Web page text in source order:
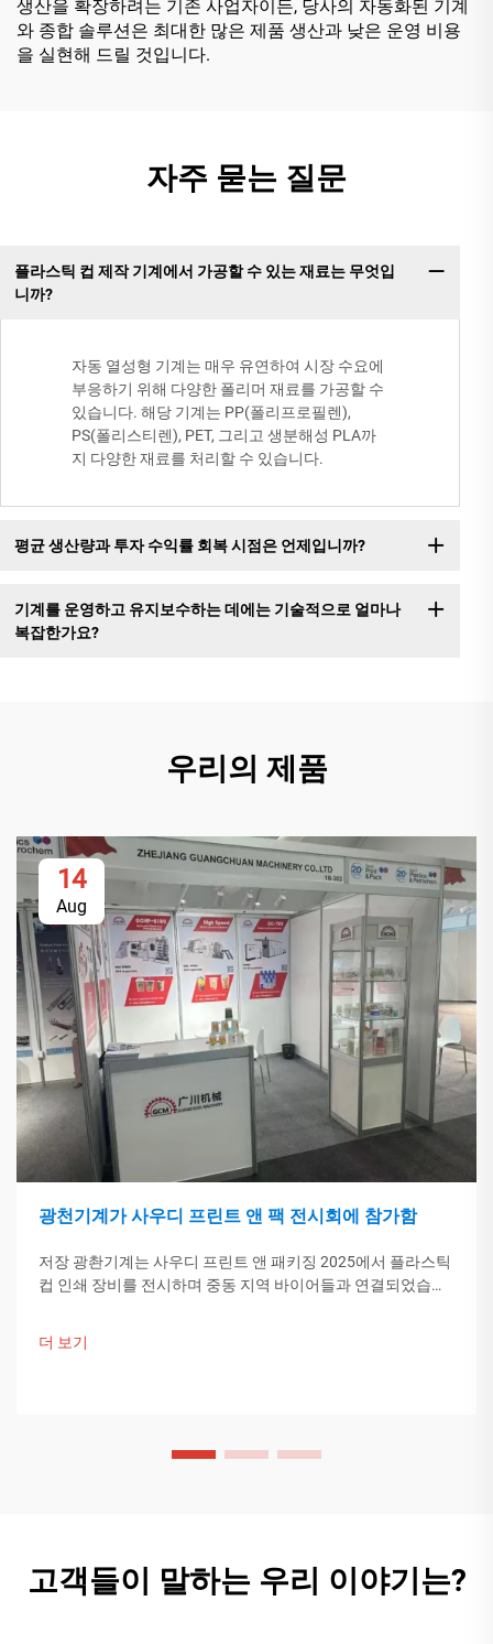
생산을 확장하려는 기존 사업자이든, 당사의 자동화된 기계
와 종합 솔루션은 최대한 많은 제품 생산과 낮은 운영 비용
을 실현해 드릴 것입니다.
자주 묻는 질문
플라스틱 컵 제작 기계에서 가공할 수 있는 재료는 무엇입
니까?
자동 열성형 기계는 매우 유연하여 시장 수요에
부응하기 위해 다양한 폴리머 재료를 가공할 수
있습니다. 해당 기계는 PP(폴리프로필렌),
PS(폴리스티렌), PET, 그리고 생분해성 PLA까
지 다양한 재료를 처리할 수 있습니다.
평균 생산량과 투자 수익률 회복 시점은 언제입니까?
기계를 운영하고 유지보수하는 데에는 기술적으로 얼마나
복잡한가요?
우리의 제품
14
Aug
광천기계가 사우디 프린트 앤 팩 전시회에 참가함
저장 광촨기계는 사우디 프린트 앤 패키징 2025에서 플라스틱
컵 인쇄 장비를 전시하며 중동 지역 바이어들과 연결되었습니
더 보기
고객들이 말하는 우리 이야기는?